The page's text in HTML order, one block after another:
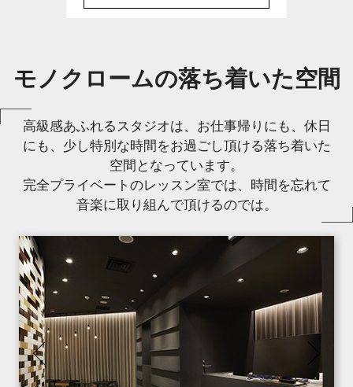
モノクロームの落ち着いた空間
高級感あふれるスタジオは、お仕事帰りにも、休日
にも、少し特別な時間をお過ごし頂ける落ち着いた
空間となっています。
完全プライベートのレッスン室では、時間を忘れて
音楽に取り組んで頂けるのでは。